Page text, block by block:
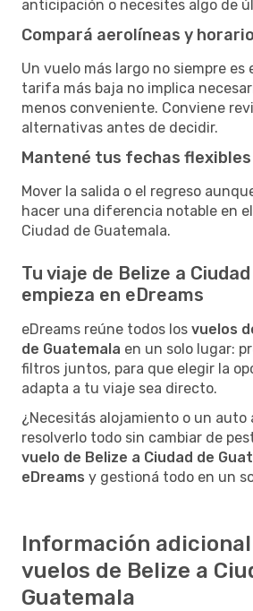
anticipación o necesites algo de
Compará aerolíneas y
Un vuelo más largo no siempre es
tarifa más baja no implica
menos conveniente. Conviene
alternativas antes de decidir.
Mantené tus fechas flexibles
Mover la salida o el regreso
hacer una diferencia notable en
Ciudad de Guatemala.
Tu viaje de Belize a
empieza en eDreams
eDreams reúne todos los vuelos
de Guatemala en un solo lugar:
filtros juntos, para que elegir la
adapta a tu viaje sea directo.
¿Necesitás alojamiento o un auto
resolverlo todo sin cambiar de
vuelo de Belize a Ciudad de
eDreams y gestioná todo en un
Información
vuelos de Belize a
Guatemala